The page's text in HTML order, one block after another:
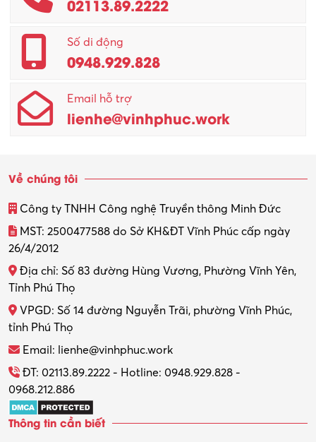
Promotion Girl (PG)
Quản lý – Giám đốc
Quản lý chất lượng – QC
Quản lý sản xuất
Quản trị kinh doanh
Thiết kế nội thất
Thợ máy – Ô tô – Xe máy
Thực tập
Tổ chức sự kiện – Quà tặng
Trợ lý
Tư vấn
02113.89.2222
Số di động
0948.929.828
Email hỗ trợ
lienhe@vinhphuc.work
Về chúng tôi
Công ty TNHH Công nghệ Truyền thông Minh Đức
MST: 2500477588 do Sở KH&ĐT Vĩnh Phúc cấp ngày
26/4/2012
Địa chỉ: Số 83 đường Hùng Vương, Phường Vĩnh Yên,
Tỉnh Phú Thọ
VPGD: Số 14 đường Nguyễn Trãi, phường Vĩnh Phúc,
tỉnh Phú Thọ
Email: lienhe@vinhphuc.work
ĐT: 02113.89.2222 - Hotline: 0948.929.828 -
0968.212.886
Thông tin cần biết